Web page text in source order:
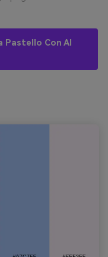
Pastello Con AI